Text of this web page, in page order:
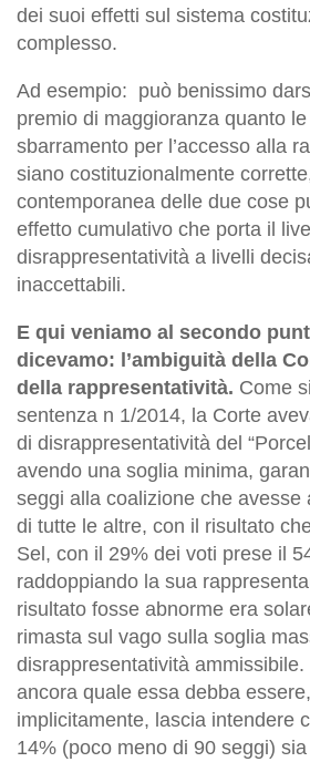
dei suoi effetti sul sistema
complesso.
Ad esempio: può benissimo
premio di maggioranza quanto
sbarramento per l’accesso alla
siano costituzionalmente
contemporanea delle due cose
effetto cumulativo che porta il
disrappresentatività a livelli
inaccettabili.
E qui veniamo al secondo
dicevamo: l’ambiguità della
della rappresentatività. Come
sentenza n 1/2014, la Corte
di disrappresentatività del
avendo una soglia minima,
seggi alla coalizione che avesse
di tutte le altre, con il risultato
Sel, con il 29% dei voti prese il
raddoppiando la sua
risultato fosse abnorme era
rimasta sul vago sulla soglia
disrappresentatività
ancora quale essa debba
implicitamente, lascia intendere
14% (poco meno di 90 seggi)